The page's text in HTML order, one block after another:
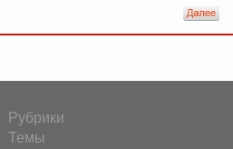
Рубрики
Темы